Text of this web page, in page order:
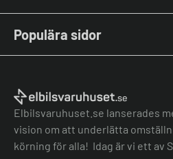
Kabelhållare
Stolpar & Fästen
Portabla Laddare
Övriga tillbehör
Kontakta oss
Vanliga frågor & svar
El-lexikon
Installation
Grön teknik bidrag
Lastbalansering
Köpvillkor
Populära sidor
Elbilsladdare företag
Laddbox bäst i test
Bilmärken
Jämför laddboxar
Elbilsvaruhuset.se lanserades
vision om att underlätta
körning för alla! Idag är vi ett av